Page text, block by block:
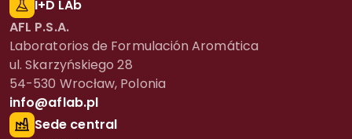
I+D LAb
AFL P.S.A.
Laboratorios de Formulación Aromática
ul. Skarzyńskiego 28
54-530 Wrocław, Polonia
info@aflab.pl
Sede central